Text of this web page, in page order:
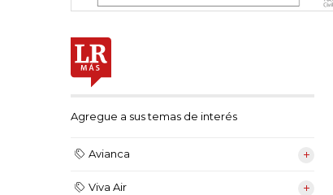
Agregue a sus temas de interés
Avianca
Viva Air